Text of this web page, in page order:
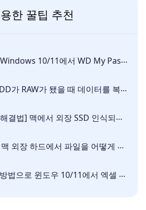
한 꿀팁 추천
10/11에서 WD My Passport 외장 하드 인식 불가 해결 방법
가 RAW가 됐을 때 데이터를 복구하는 방법
맥에서 외장 SSD 인식되지 않습니까? 이 글을 읽어 보십시오!
하드에서 파일을 어떻게 복구할까요? 4가지 방법 알려주기
로 윈도우 10/11에서 엑셀 파일 덮어 쓰기 복구하기